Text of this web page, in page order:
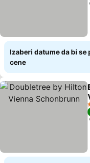
Izaberi datume da bi se
cene